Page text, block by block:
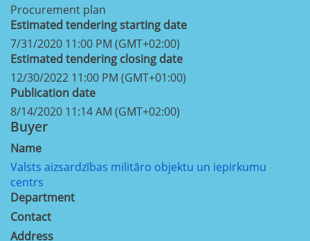
Procurement plan
Estimated tendering starting date
7/31/2020 11:00 PM (GMT+02:00)
Estimated tendering closing date
12/30/2022 11:00 PM (GMT+01:00)
Publication date
8/14/2020 11:14 AM (GMT+02:00)
Buyer
Name
Valsts aizsardzības militāro objektu un iepirkumu
centrs
Department
Contact
Address